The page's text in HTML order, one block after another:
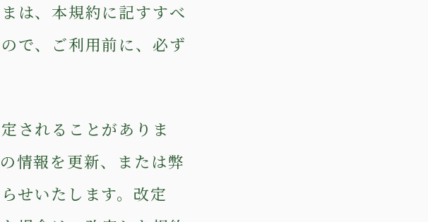
は、本規約に記すすべ
で、ご利用前に、必ず
されることがありま
情報を更新、または弊
せいたします。改定